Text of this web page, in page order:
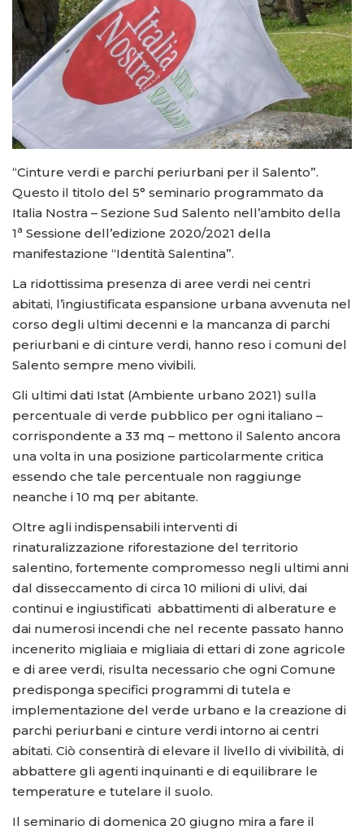
“Cinture verdi e parchi periurbani per il Salento”.
Questo il titolo del 5° seminario programmato da
Italia Nostra – Sezione Sud Salento nell’ambito della
1a Sessione dell’edizione 2020/2021 della
manifestazione “Identità Salentina”.
La ridottissima presenza di aree verdi nei centri
abitati, l’ingiustificata espansione urbana avvenuta nel
corso degli ultimi decenni e la mancanza di parchi
periurbani e di cinture verdi, hanno reso i comuni del
Salento sempre meno vivibili.
Gli ultimi dati Istat (Ambiente urbano 2021) sulla
percentuale di verde pubblico per ogni italiano –
corrispondente a 33 mq – mettono il Salento ancora
una volta in una posizione particolarmente critica
essendo che tale percentuale non raggiunge
neanche i 10 mq per abitante.
Oltre agli indispensabili interventi di
rinaturalizzazione riforestazione del territorio
salentino, fortemente compromesso negli ultimi anni
dal disseccamento di circa 10 milioni di ulivi, dai
continui e ingiustificati abbattimenti di alberature e
dai numerosi incendi che nel recente passato hanno
incenerito migliaia e migliaia di ettari di zone agricole
e di aree verdi, risulta necessario che ogni Comune
predisponga specifici programmi di tutela e
implementazione del verde urbano e la creazione di
parchi periurbani e cinture verdi intorno ai centri
abitati. Ciò consentirà di elevare il livello di vivibilità, di
abbattere gli agenti inquinanti e di equilibrare le
temperature e tutelare il suolo.
Il seminario di domenica 20 giugno mira a fare il